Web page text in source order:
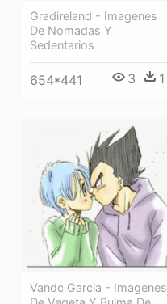
Gradireland - Imagenes
De Nomadas Y
Sedentarios
654*441 3 1
Vandc Garcia - Imagenes